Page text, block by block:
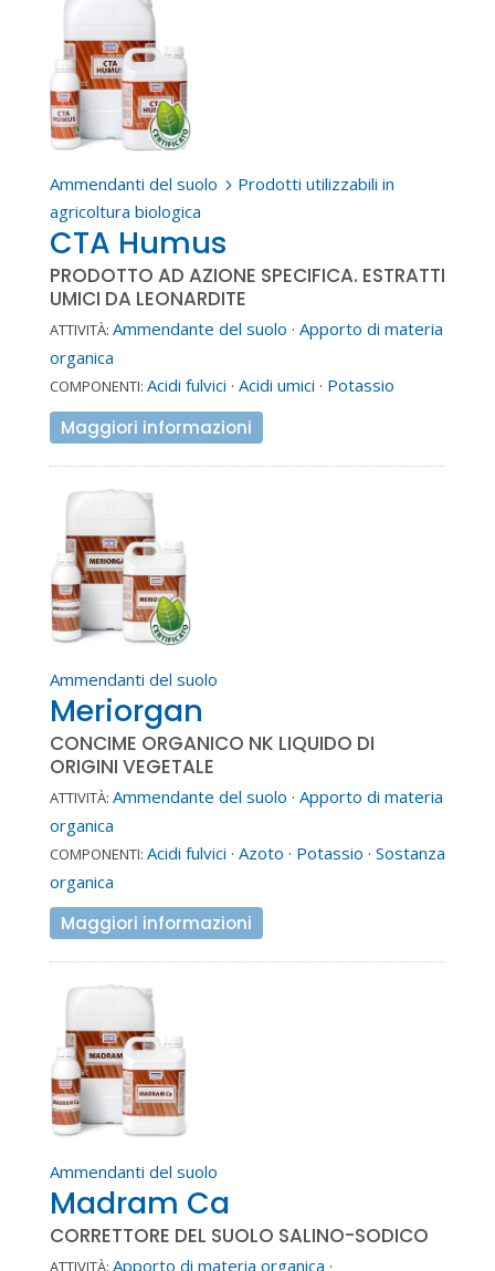
Ammendanti del suolo 5 Prodotti utilizzabili in
agricoltura biologica
CTA Humus
PRODOTTO AD AZIONE SPECIFICA. ESTRATTI
UMICI DA LEONARDITE
ATTIVITÀ: Ammendante del suolo · Apporto di materia
organica
COMPONENTI: Acidi fulvici · Acidi umici · Potassio
Maggiori informazioni
Ammendanti del suolo
Meriorgan
CONCIME ORGANICO NK LIQUIDO DI
ORIGINI VEGETALE
ATTIVITÀ: Ammendante del suolo · Apporto di materia
organica
COMPONENTI: Acidi fulvici · Azoto · Potassio · Sostanza
organica
Maggiori informazioni
Ammendanti del suolo
Madram Ca
CORRETTORE DEL SUOLO SALINO-SODICO
ATTIVITÀ: Apporto di materia organica ·